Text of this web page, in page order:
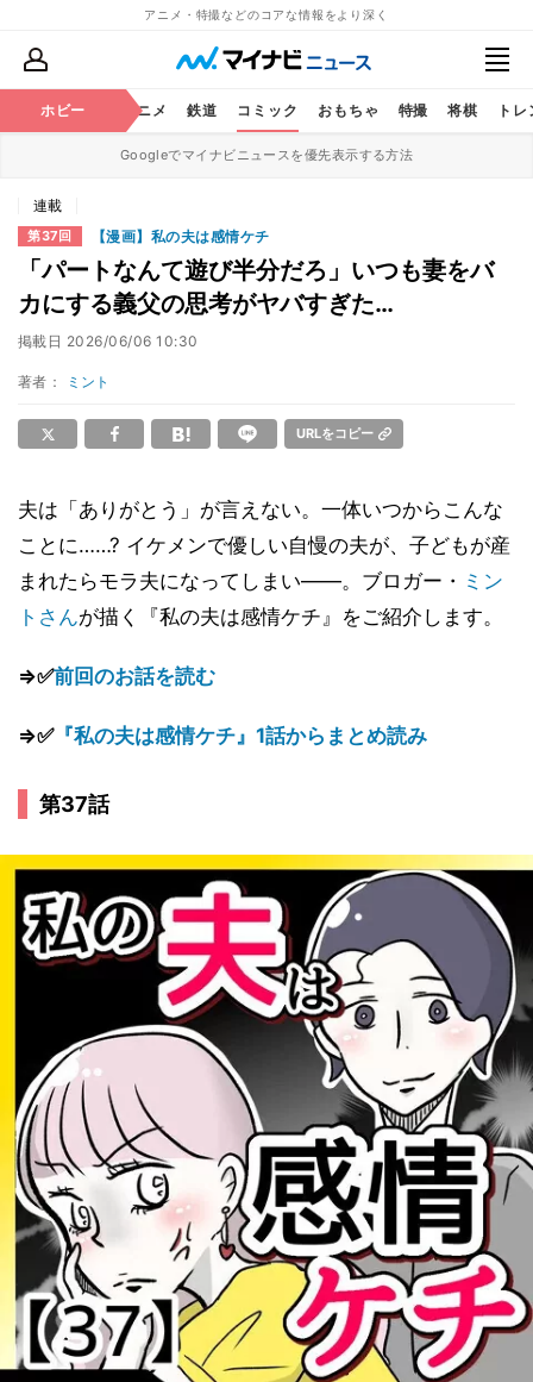
アニメ・特撮などのコアな情報をより深く
ホビー アニメ 鉄道 コミック おもちゃ 特撮 将棋 ト
Googleでマイナビニュースを優先表示する方法
連載
第37回 【漫画】私の夫は感情ケチ
「パートなんて遊び半分だろ」いつも妻をバ
カにする義父の思考がヤバすぎた…
掲載日 2026/06/06 10:30
著者： ミント
URLをコピー
夫は「ありがとう」が言えない。一体いつからこんな
ことに……? イケメンで優しい自慢の夫が、子どもが産
まれたらモラ夫になってしまい――。ブロガー・ ミン
トさんが描く『私の夫は感情ケチ』をご紹介します。
⇒✅前回のお話を読む
⇒✅『私の夫は感情ケチ』1話からまとめ読み
第37話